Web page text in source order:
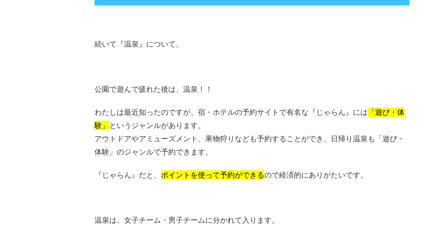
続いて『温泉』について。
公園で遊んで疲れた後は、温泉！！
わたしは最近知ったのですが、宿・ホテルの予約サイトで有名な『じゃらん』には 「遊び・体
験」 というジャンルがあります。
アウトドアやアミューズメント、果物狩りなども予約することができ、日帰り温泉も「遊び・
体験」のジャンルで予約できます。
『じゃらん』だと、 ポイントを使って予約ができるので経済的にありがたいです。
温泉は、女子チーム・男子チームに分かれて入ります。